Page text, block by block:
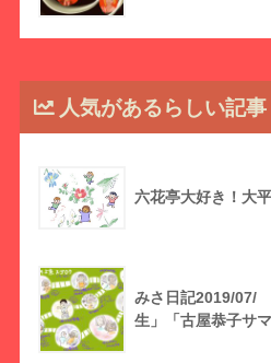
人気があるらしい記事
六花亭大好き！大
みさ日記2019/
生」「古屋恭子サ